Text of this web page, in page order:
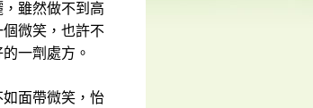
雖然做不到高
微笑，也許不
一劑處方。
面帶微笑，怡